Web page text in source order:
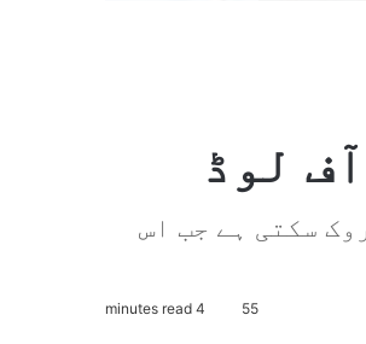
لوڈ
سکتی ہے جب اس
55